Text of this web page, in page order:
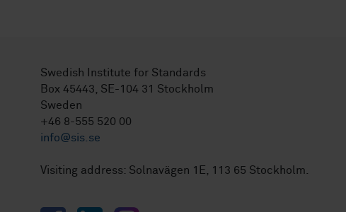
Swedish Institute for Standards
Box 45443, SE-104 31 Stockholm
Sweden
+46 8-555 520 00
info@sis.se
Visiting address: Solnavägen 1E, 113 65 Stockholm.